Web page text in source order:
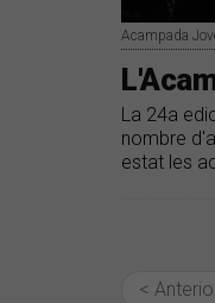
Acampada
La 24a
nombre
estat les
<